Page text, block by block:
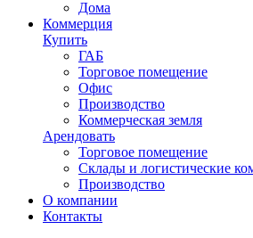
Дома
Коммерция
Купить
ГАБ
Торговое помещение
Офис
Производство
Коммерческая земля
Арендовать
Торговое помещение
Склады и логистические
Производство
О компании
Контакты